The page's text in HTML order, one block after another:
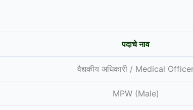
पदाचे नाव
वैद्यकीय अधिकारी / Medical
MPW (Male)